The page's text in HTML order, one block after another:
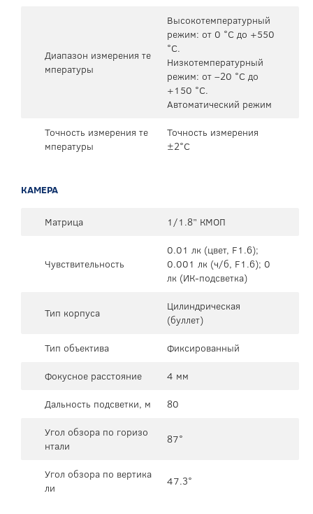
Диапазон измерения те
мпературы
Высокотемпературный
режим: от 0 °C до +550
°C.
Низкотемпературный
режим: от –20 °C до
+150 °C.
Автоматический режим
Точность измерения те
мпературы
Точность измерения
±2°C
КАМЕРА
Матрица 1/1.8” КМОП
Чувствительность
0.01 лк (цвет, F1.6);
0.001 лк (ч/б, F1.6); 0
лк (ИК-подсветка)
Тип корпуса
Цилиндрическая
(буллет)
Тип объектива
Фиксированный
Фокусное расстояние
4 мм
Дальность подсветки, м
80
Угол обзора по горизо
нтали
87°
Угол обзора по вертика
ли
47.3°